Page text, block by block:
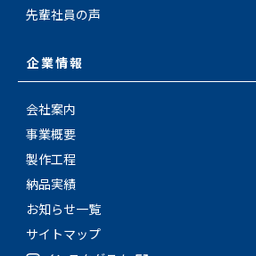
先輩社員の声
企業情報
会社案内
事業概要
製作工程
納品実績
お知らせ一覧
サイトマップ